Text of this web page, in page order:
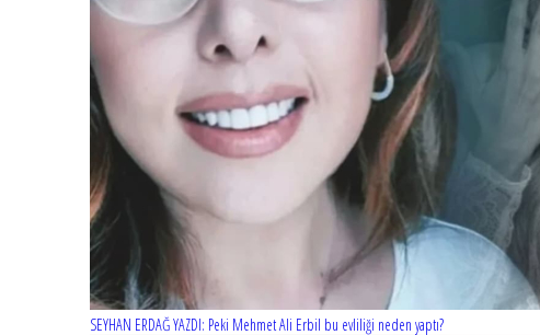
SEYHAN ERDAĞ YAZDI: Peki Mehmet Ali Erbil bu evliliği neden yaptı?